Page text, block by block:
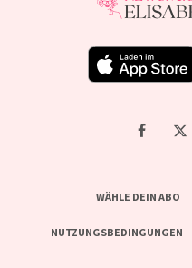
WÄHLE DEIN ABO
NUTZUNGSBEDINGUNGEN